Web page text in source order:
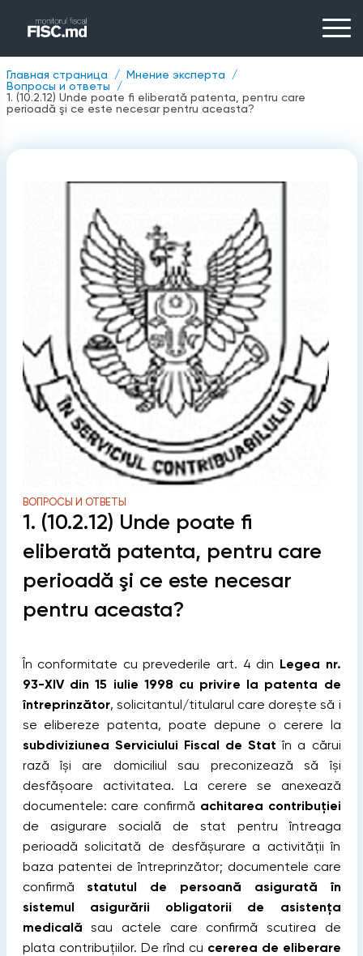
Главная страница
Мнение эксперта
Вопросы и ответы
1. (10.2.12) Unde poate fi eliberată patenta, pentru care
perioadă şi ce este necesar pentru aceasta?
ВОПРОСЫ И ОТВЕТЫ
1. (10.2.12) Unde poate fi
eliberată patenta, pentru care
perioadă şi ce este necesar
pentru aceasta?
În conformitate cu prevederile art. 4 din Legea nr.
93-XIV din 15 iulie 1998 cu privire la patenta de
întreprinzător, solicitantul/titularul care dorește să i
se elibereze patenta, poate depune o cerere la
subdiviziunea Serviciului Fiscal de Stat în a cărui
rază își are domiciliul sau preconizează să își
desfășoare activitatea. La cerere se anexează
documentele: care confirmă achitarea contribuției
de asigurare socială de stat pentru întreaga
perioadă solicitată de desfășurare a activității în
baza patentei de întreprinzător; documentele care
confirmă statutul de persoană asigurată în
sistemul asigurării obligatorii de asistența
medicală sau actele care confirmă scutirea de
plata contribuțiilor. De rînd cu cererea de eliberare